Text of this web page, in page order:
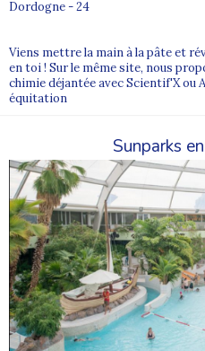
Dordogne - 24
Viens mettre la main à la pâte et
en toi ! Sur le même site, nous
chimie déjantée avec Scientif'X ou
équitation
Sunparks